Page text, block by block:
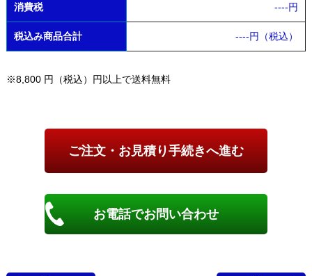
消費税 ----円
税込み商品合計 ----円（税込）
※8,800 円（税込）円以上で送料無料
お電話でお問い合わせ